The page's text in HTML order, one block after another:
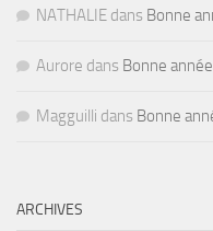
NATHALIE dans Bonne
Aurore dans Bonne
Magguilli dans Bonne
ARCHIVES